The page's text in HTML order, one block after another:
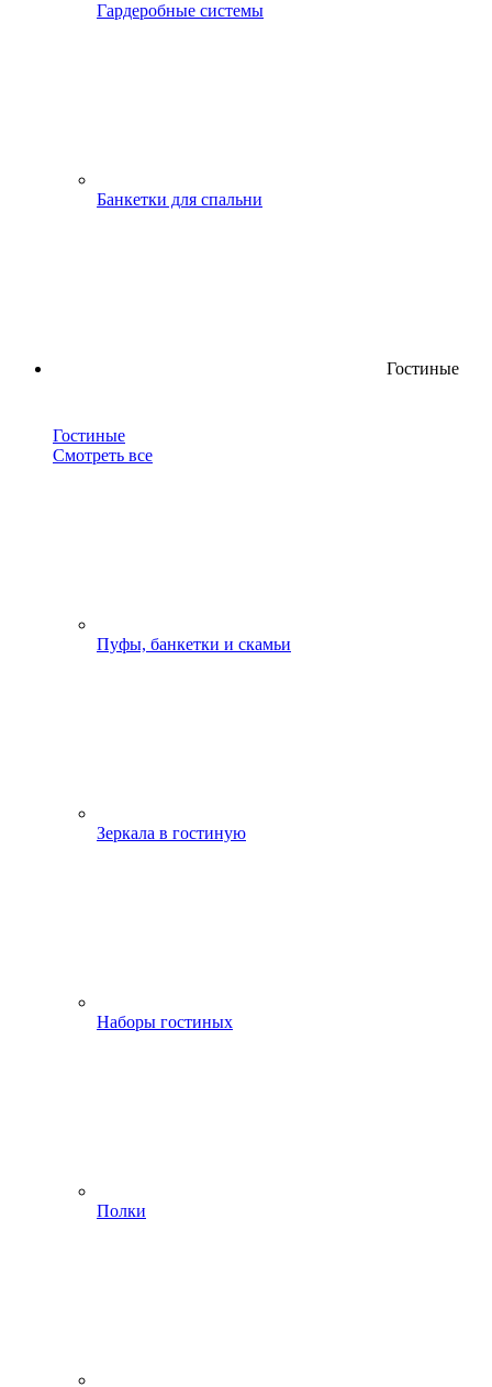
Гардеробные системы
Банкетки для спальни
Гостиные
Гостиные
Смотреть все
Пуфы, банкетки и скамьи
Зеркала в гостиную
Наборы гостиных
Полки